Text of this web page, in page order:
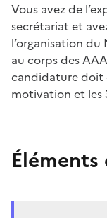
Vous avez de
secrétariat et
l’organisation du
au corps des
candidature doit
motivation et les